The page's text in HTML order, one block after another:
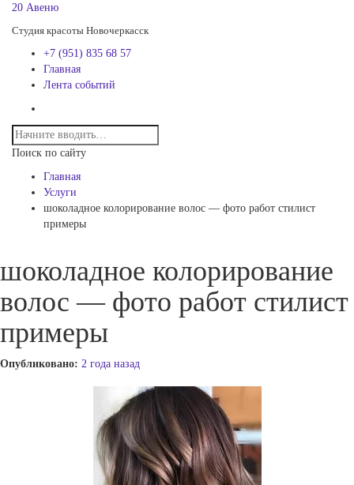
20 Авеню
Студия красоты Новочеркасск
+7 (951) 835 68 57
Главная
Лента событий
Поиск по сайту
Главная
Услуги
шоколадное колорирование волос — фото работ стилист
примеры
шоколадное колорирование
волос — фото работ стилист
примеры
Опубликовано: 2 года назад